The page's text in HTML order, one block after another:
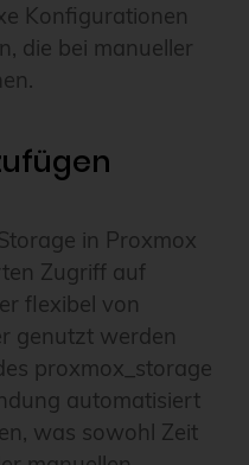
Konfigurationen
die bei manueller
in Proxmox
Zugriff auf
flexibel von
genutzt werden
proxmox_storage
automatisiert
was sowohl Zeit